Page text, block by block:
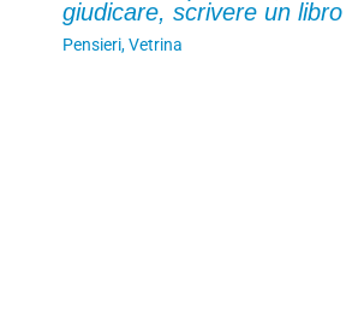
giudicare, scrivere un libro
Pensieri,Vetrina